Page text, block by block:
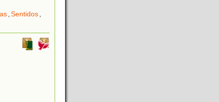
,Sentidos,